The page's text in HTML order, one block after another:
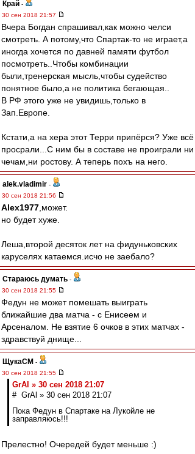
Край -
30 сен 2018 21:57
Вчера Богдан спрашивал,как можно челси
смотреть. А потому,что Спартак-то не играет,а
иногда хочется по давней памяти футбол
посмотреть..Чтобы комбинации
были,тренерская мысль,чтобы судейство
понятное было,а не политика бегающая..
В РФ этого уже не увидишь,только в
Зап.Европе.
Кстати,а на хера этот Терри припёрся? Уже всё
просрали...С ним бы в составе не проиграли ни
чечам,ни ростову. А теперь похъ на него.
alek.vladimir -
30 сен 2018 21:56
Alex1977 ,может.
но будет хуже.
Леша,второй десяток лет на фидуньковских
каруселях катаемся.исчо не заебало?
Стараюсь думать -
30 сен 2018 21:55
Федун не может помешать выиграть
ближайшие два матча - с Енисеем и
Арсеналом. Не взятие 6 очков в этих матчах -
здравствуй днище...
ЩукаСМ -
30 сен 2018 21:55
GrAl » 30 сен 2018 21:07
# GrAl » 30 сен 2018 21:07
Пока Федун в Спартаке на Лукойле не
заправляюсь!!!
Прелестно! Очередей будет меньше :)